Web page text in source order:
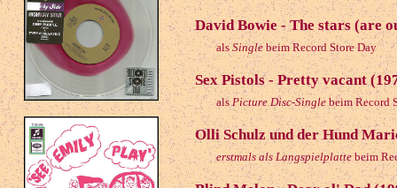
David Bowie - The stars (are
alsSinglebeim Record Store Day
Sex Pistols - Pretty vacant
alsPicture Disc-Singlebeim Record
Olli Schulz und der Hund
erstmals als Langspielplattebeim